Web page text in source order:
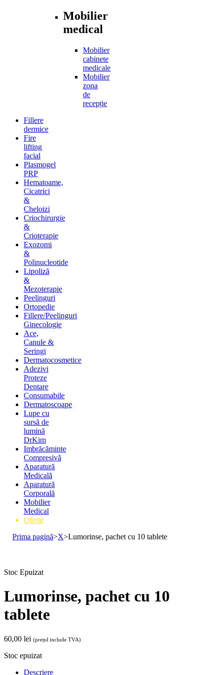
Mobilier
medical
Mobilier
cabinete
medicale
Mobilier
zona
de
recepție
Fillere
dermice
Fire
lifting
facial
Plasmogel
PRP
Hematoame,
Cicatrici
&
Cheloizi
Criochirurgie
&
Crioterapie
Exozomi
&
Polinucleotide
Lipoliză
&
Mezoterapie
Peelinguri
Ortopedie
Fillere/Peelinguri
Ginecologie
Ace,
Canule &
Seringi
Dermatocosmetice
Adezivi
Proteze
Dentare
Consumabile
Dermatoscoape
Lupe cu
sursă de
lumină
DrKim
Imbrăcăminte
Compresivă
Aparatură
Medicală
Aparatură
Corporală
Mobilier
Medical
Oferte
Prima pagină>X>Lumorinse, pachet cu 10 tablete
Stoc Epuizat
Lumorinse, pachet cu 10
tablete
60,00 lei (prețul include TVA)
Stoc epuizat
Descriere